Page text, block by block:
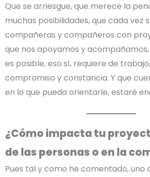
Que se arriesgue, que merece la
muchas posibilidades, que cada vez
compañeras y compañeros con
que nos apoyamos y
es posible, eso sí, requiere de
compromiso y constancia. Y que
en lo que pueda orientarle, estaré
¿Cómo impacta tu
de las personas o en la
Pues tal y como he comentado, uno